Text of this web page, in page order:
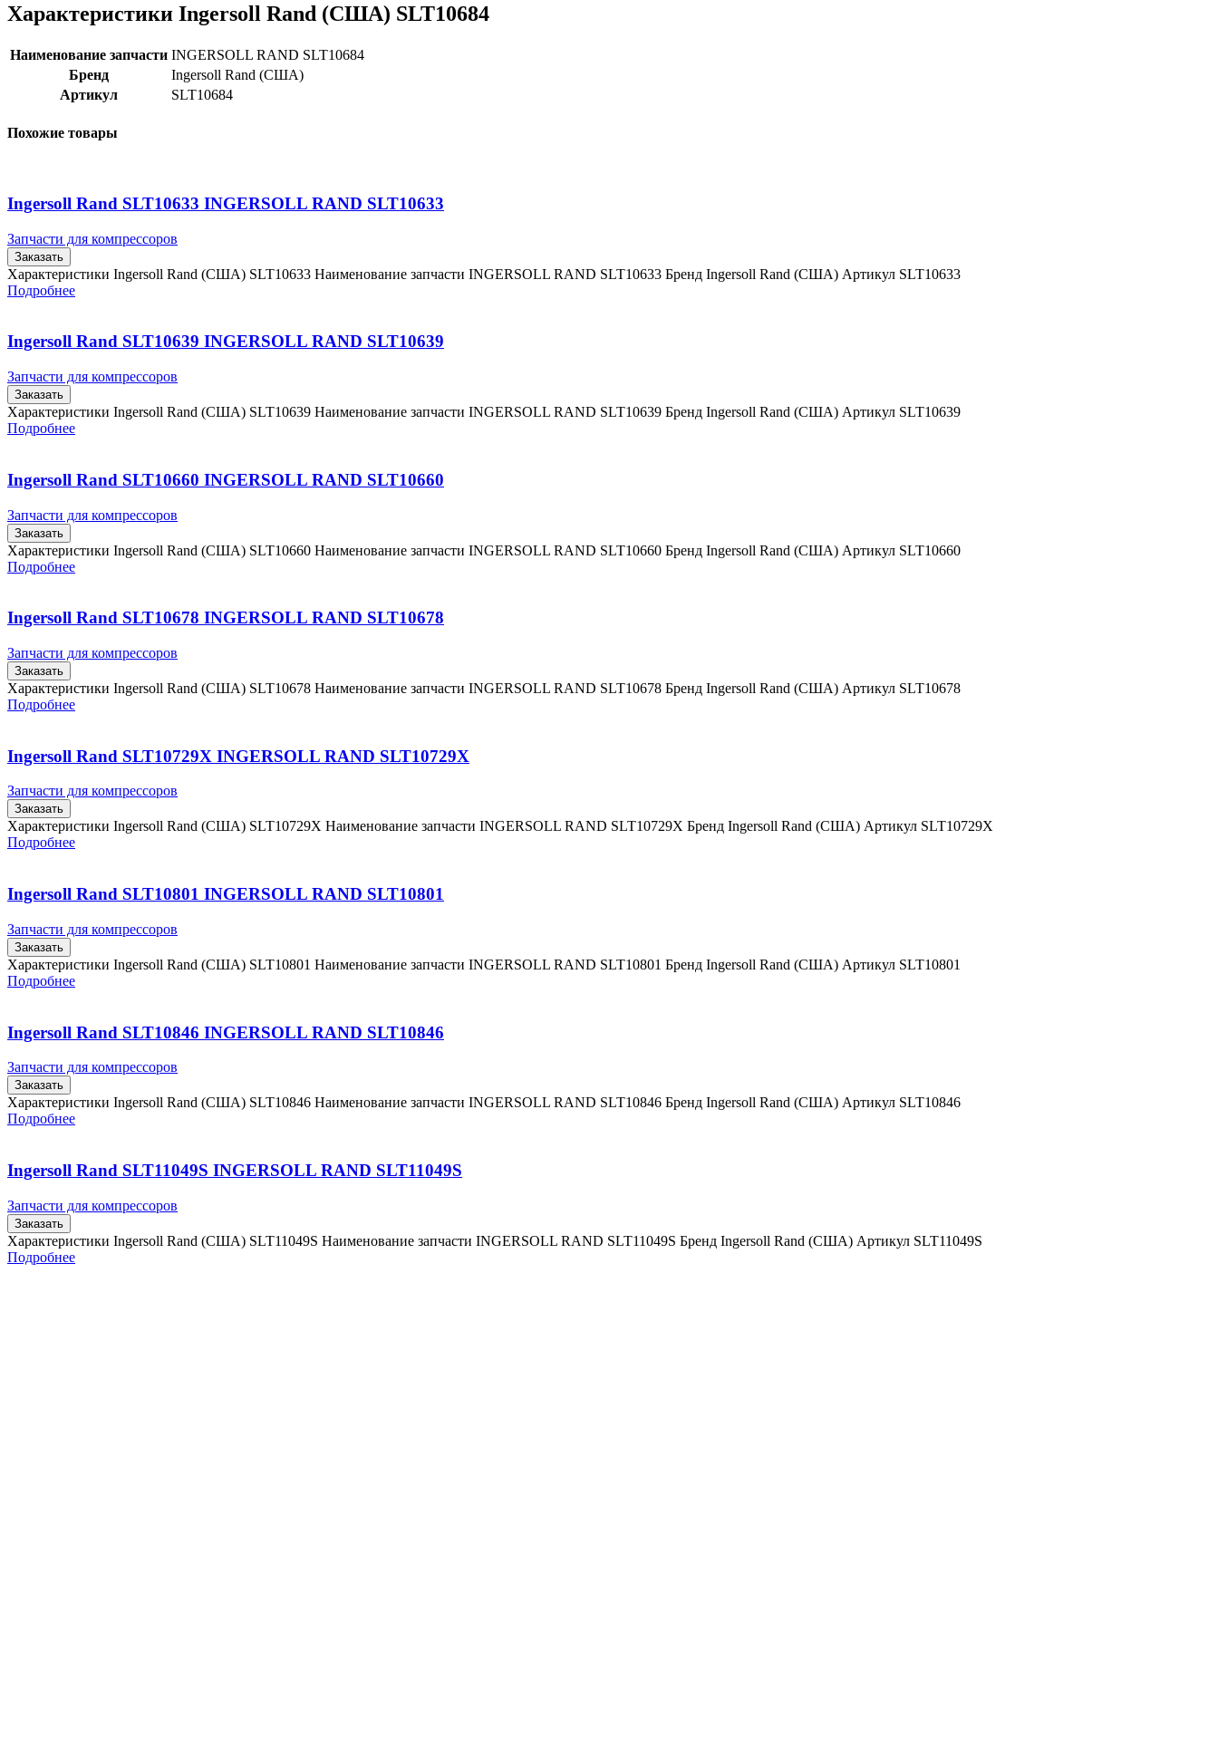
Характеристики Ingersoll Rand (США) SLT10684
Наименование запчасти INGERSOLL RAND SLT10684
Бренд
Ingersoll Rand (США)
Артикул
SLT10684
Похожие товары
Ingersoll Rand SLT10633 INGERSOLL RAND SLT10633
Запчасти для компрессоров
Заказать
Характеристики Ingersoll Rand (США) SLT10633 Наименование запчасти INGERSOLL RAND SLT10633 Бренд Ingersoll Rand (США) Артикул SLT10633
Подробнее
Ingersoll Rand SLT10639 INGERSOLL RAND SLT10639
Запчасти для компрессоров
Заказать
Характеристики Ingersoll Rand (США) SLT10639 Наименование запчасти INGERSOLL RAND SLT10639 Бренд Ingersoll Rand (США) Артикул SLT10639
Подробнее
Ingersoll Rand SLT10660 INGERSOLL RAND SLT10660
Запчасти для компрессоров
Заказать
Характеристики Ingersoll Rand (США) SLT10660 Наименование запчасти INGERSOLL RAND SLT10660 Бренд Ingersoll Rand (США) Артикул SLT10660
Подробнее
Ingersoll Rand SLT10678 INGERSOLL RAND SLT10678
Запчасти для компрессоров
Заказать
Характеристики Ingersoll Rand (США) SLT10678 Наименование запчасти INGERSOLL RAND SLT10678 Бренд Ingersoll Rand (США) Артикул SLT10678
Подробнее
Ingersoll Rand SLT10729X INGERSOLL RAND SLT10729X
Запчасти для компрессоров
Заказать
Характеристики Ingersoll Rand (США) SLT10729X Наименование запчасти INGERSOLL RAND SLT10729X Бренд Ingersoll Rand (США) Артикул SLT10729X
Подробнее
Ingersoll Rand SLT10801 INGERSOLL RAND SLT10801
Запчасти для компрессоров
Заказать
Характеристики Ingersoll Rand (США) SLT10801 Наименование запчасти INGERSOLL RAND SLT10801 Бренд Ingersoll Rand (США) Артикул SLT10801
Подробнее
Ingersoll Rand SLT10846 INGERSOLL RAND SLT10846
Запчасти для компрессоров
Заказать
Характеристики Ingersoll Rand (США) SLT10846 Наименование запчасти INGERSOLL RAND SLT10846 Бренд Ingersoll Rand (США) Артикул SLT10846
Подробнее
Ingersoll Rand SLT11049S INGERSOLL RAND SLT11049S
Запчасти для компрессоров
Заказать
Характеристики Ingersoll Rand (США) SLT11049S Наименование запчасти INGERSOLL RAND SLT11049S Бренд Ingersoll Rand (США) Артикул SLT11049S
Подробнее